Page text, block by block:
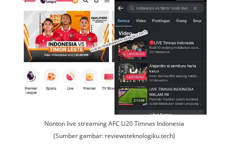
Nonton live streaming AFC U20 Timnas Indonesia
(Sumber gambar: reviewsteknologiku.tech)